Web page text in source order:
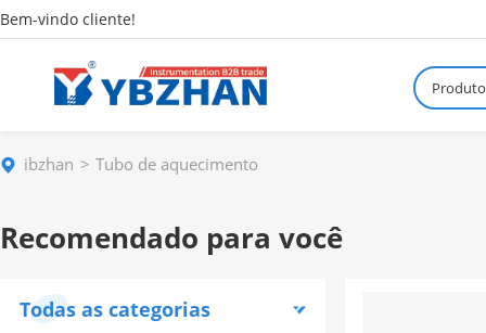
Bem-vindo cliente!
ibzhan Tubo de aquecimento
Recomendado para você
Todas as categorias